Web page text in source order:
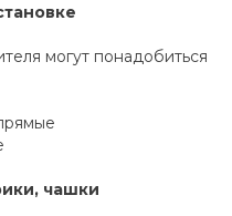
могут понадобиться
чашки